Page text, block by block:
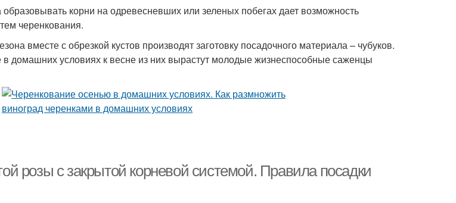
корни на одревесневших или зеленых побегах дает возможность
черенкования.
вместе с обрезкой кустов производят заготовку посадочного материала – чубуков.
домашних условиях к весне из них вырастут молодые жизнеспособные саженцы
розы с закрытой корневой системой. Правила посадки